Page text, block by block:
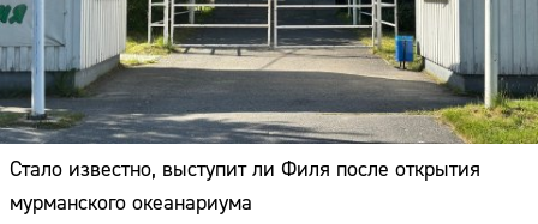
Стало известно, выступит ли Филя после открытия
мурманского океанариума